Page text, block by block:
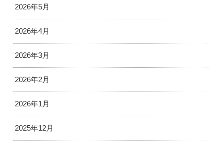
2026年5月
2026年4月
2026年3月
2026年2月
2026年1月
2025年12月